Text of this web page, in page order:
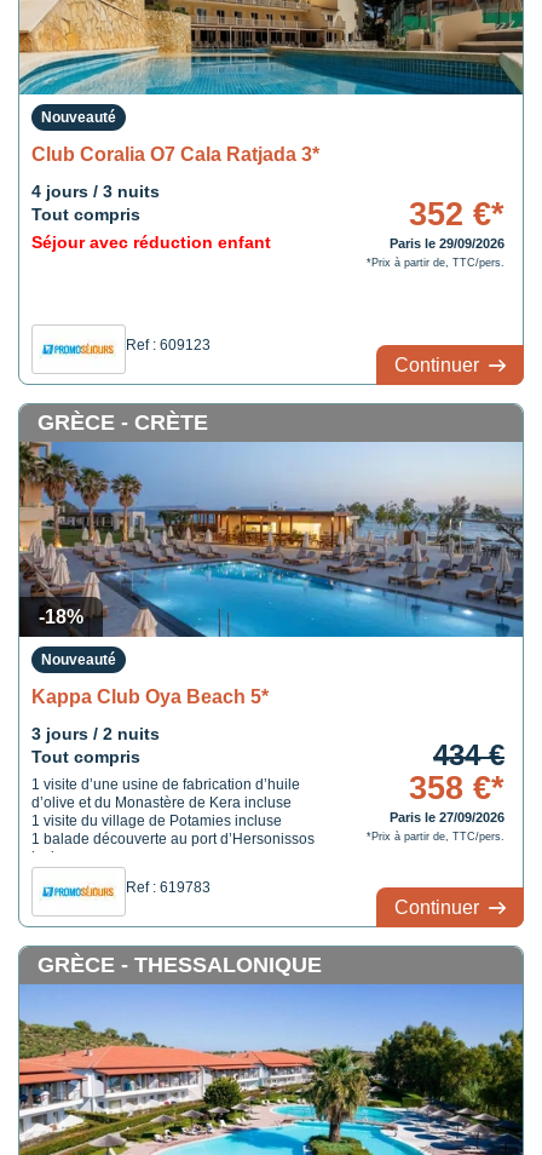
Nouveauté
Club Coralia O7 Cala Ratjada 3*
4 jours / 3 nuits
Tout compris
Séjour avec réduction enfant
Ref : 609123
352 €*
Paris le 29/09/2026
*Prix à partir de, TTC/pers.
Continuer
-18%
GRÈCE - CRÈTE
Nouveauté
Kappa Club Oya Beach 5*
3 jours / 2 nuits
Tout compris
1 visite d’une usine de fabrication d’huile
d’olive et du Monastère de Kera incluse
1 visite du village de Potamies incluse
1 balade découverte au port d’Hersonissos
incluse
Ref : 619783
434 €
358 €*
Paris le 27/09/2026
*Prix à partir de, TTC/pers.
Continuer
GRÈCE - THESSALONIQUE